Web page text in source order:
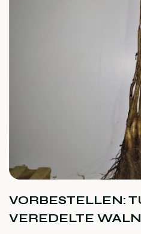
VORBESTELLEN:
VEREDELTE